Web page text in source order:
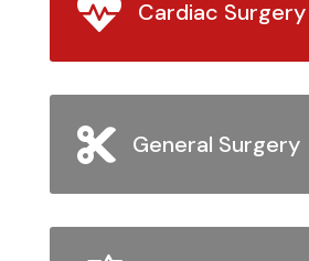
 Cardiac Surgery
 General Surgery